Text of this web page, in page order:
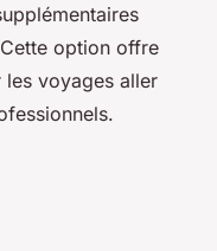
option offre
voyages aller